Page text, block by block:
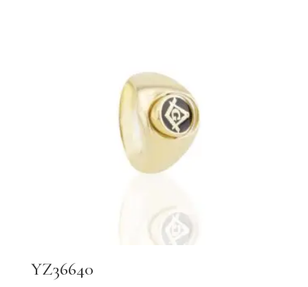
YZ36640